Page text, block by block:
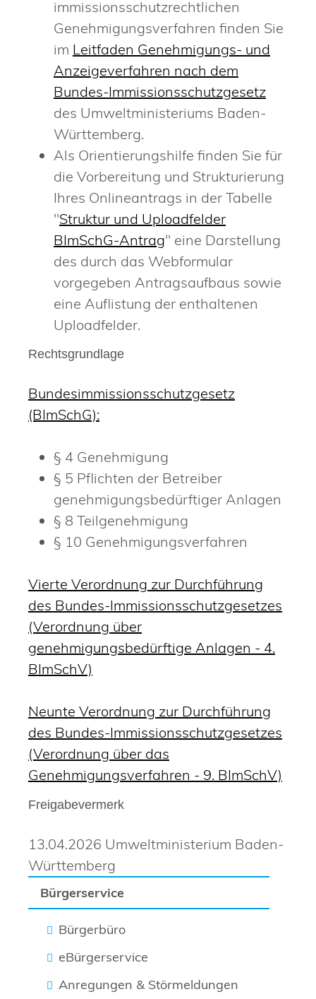
Bürgerservice
Bürgerbüro
eBürgerservice
Anregungen & Störmeldungen
immissionsschutzrechtlichen
Genehmigungsverfahren finden Sie
im Leitfaden Genehmigungs- und
Anzeigeverfahren nach dem
Bundes-Immissionsschutzgesetz
des Umweltministeriums Baden-
Württemberg.
Als Orientierungshilfe finden Sie für
die Vorbereitung und Strukturierung
Ihres Onlineantrags in der Tabelle
"Struktur und Uploadfelder
BImSchG-Antrag" eine Darstellung
des durch das Webformular
vorgegeben Antragsaufbaus sowie
eine Auflistung der enthaltenen
Uploadfelder.
Rechtsgrundlage
Bundesimmissionsschutzgesetz
(BImSchG):
§ 4 Genehmigung
§ 5 Pflichten der Betreiber
genehmigungsbedürftiger Anlagen
§ 8 Teilgenehmigung
§ 10 Genehmigungsverfahren
Vierte Verordnung zur Durchführung
des Bundes-Immissionsschutzgesetzes
(Verordnung über
genehmigungsbedürftige Anlagen - 4.
BImSchV)
Neunte Verordnung zur Durchführung
des Bundes-Immissionsschutzgesetzes
(Verordnung über das
Genehmigungsverfahren - 9. BImSchV)
Freigabevermerk
13.04.2026 Umweltministerium Baden-
Württemberg